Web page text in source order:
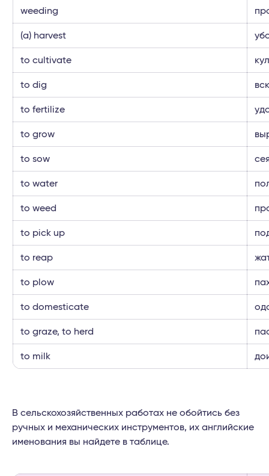
weeding
(a) harvest
to cultivate
to dig
to fertilize
to grow
to sow
to water
to weed
to pick up
to reap
to plow
to domesticate
to graze, to herd
to milk
В сельскохозяйственных работах не обойтись без
ручных и механических инструментов, их английские
именования вы найдете в таблице.